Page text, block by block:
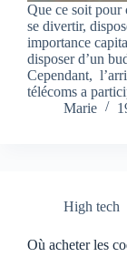
Que ce soit pour
se divertir,
importance
disposer d’un
Cependant,
télécoms a
Marie
High tech
Où acheter les